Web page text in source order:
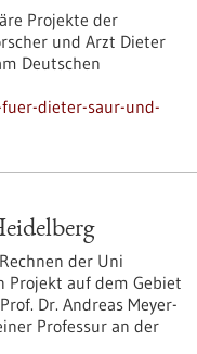
Projekte der
und Arzt Dieter
Deutschen
dieter-saur-und-
der Uni
Projekt auf dem Gebiet
Dr. Andreas Meyer-
Professur an der